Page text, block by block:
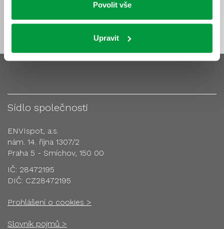
Povolit vše
Upravit
Sídlo společnosti
ENVIspot, a.s.
nám. 14. října 1307/2
Praha 5 - Smíchov, 150 00
IČ: 28472195
DIČ: CZ28472195
Prohlášení o cookies >
Slovník pojmů >